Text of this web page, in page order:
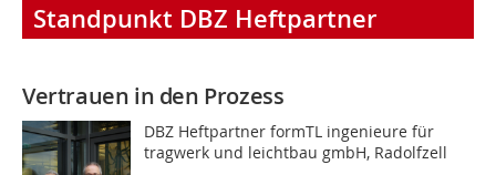
Standpunkt DBZ Heftpartner
Vertrauen in den Prozess
DBZ Heftpartner formTL ingenieure für
tragwerk und leichtbau gmbH, Radolfzell